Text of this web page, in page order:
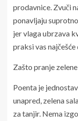
prodavnice. Zvuči
ponavljaju
jer vlaga ubrzava
praksi vas
Zašto pranje
Poenta je
unapred, zelena
za tanjir. Nema